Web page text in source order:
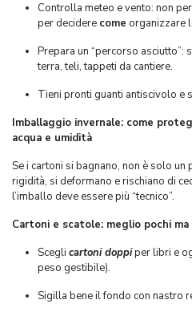
Controlla meteo e vento: non
per decidere come organizzare
Prepara un “percorso asciutto”:
terra, teli, tappeti da cantiere.
Tieni pronti guanti antiscivolo e
Imballaggio invernale: come
acqua e umidità
Se i cartoni si bagnano, non è solo
rigidità, si deformano e rischiano di
l’imballo deve essere più “tecnico”.
Cartoni e scatole: meglio pochi
Scegli cartoni doppiper libri e
peso gestibile).
Sigilla bene il fondo con nastro